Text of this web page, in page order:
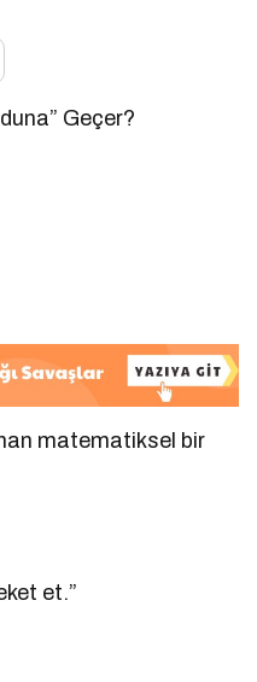
Geçer?
matematiksel bir
et.”